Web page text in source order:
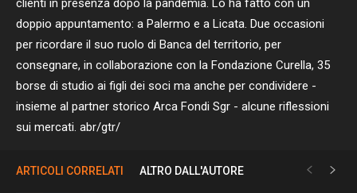
clienti in presenza dopo la pandemia. Lo ha fatto con un
doppio appuntamento: a Palermo e a Licata. Due occasioni
per ricordare il suo ruolo di Banca del territorio, per
consegnare, in collaborazione con la Fondazione Curella, 35
borse di studio ai figli dei soci ma anche per condividere -
insieme al partner storico Arca Fondi Sgr - alcune riflessioni
sui mercati. abr/gtr/
ARTICOLI CORRELATI ALTRO DALL'AUTORE